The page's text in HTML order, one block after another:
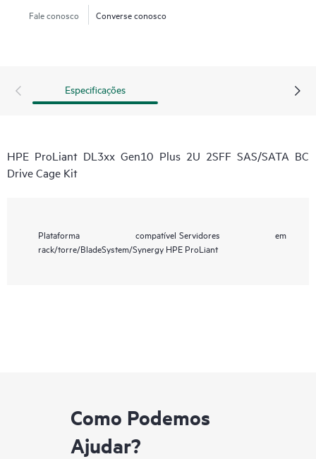
Fale conosco Converse conosco
Especificações
HPE ProLiant DL3xx Gen10 Plus 2U 2SFF SAS/SATA BC
Drive Cage Kit
Plataforma compatível Servidores em
rack/torre/BladeSystem/Synergy HPE ProLiant
Como Podemos
Ajudar?